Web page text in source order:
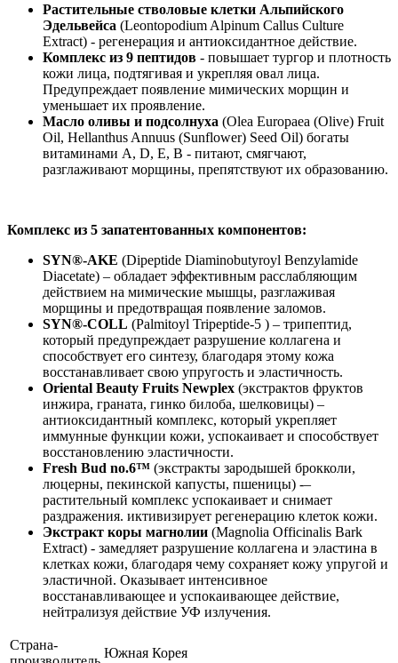
Растительные стволовые клетки Альпийского
Эдельвейса (Leontopodium Alpinum Callus Culture
Extract) - регенерация и антиоксидантное действие.
Комплекс из 9 пептидов - повышает тургор и плотность
кожи лица, подтягивая и укрепляя овал лица.
Предупреждает появление мимических морщин и
уменьшает их проявление.
Масло оливы и подсолнуха (Olea Europaea (Olive) Fruit
Oil, Hellanthus Annuus (Sunflower) Seed Oil) богаты
витаминами А, D, Е, В - питают, смягчают,
разглаживают морщины, препятствуют их образованию.
Комплекс из 5 запатентованных компонентов:
SYN®️-AKE (Dipeptide Diaminobutyroyl Benzylamide
Diacetate) – обладает эффективным расслабляющим
действием на мимические мышцы, разглаживая
морщины и предотвращая появление заломов.
SYN®️-COLL (Palmitoyl Tripeptide-5 ) – трипептид,
который предупреждает разрушение коллагена и
способствует его синтезу, благодаря этому кожа
восстанавливает свою упругость и эластичность.
Oriental Beauty Fruits Newplex (экстрактов фруктов
инжира, граната, гинко билоба, шелковицы) –
антиоксидантный комплекс, который укрепляет
иммунные функции кожи, успокаивает и способствует
восстановлению эластичности.
Fresh Bud no.6™️ (экстракты зародышей брокколи,
люцерны, пекинской капусты, пшеницы) -–
растительный комплекс успокаивает и снимает
раздражения. иктивизирует регенерацию клеток кожи.
Экстракт коры магнолии (Magnolia Officinalis Bark
Extract) - замедляет разрушение коллагена и эластина в
клетках кожи, благодаря чему сохраняет кожу упругой и
эластичной. Оказывает интенсивное
восстанавливающее и успокаивающее действие,
нейтрализуя действие УФ излучения.
Страна-
Южная Корея